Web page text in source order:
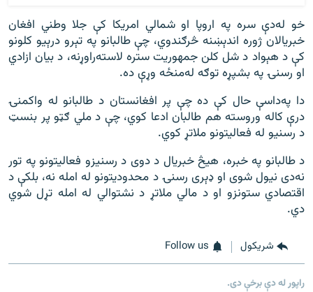
خو له‌دې سره په اروپا او شمالي امریکا کې جلا وطني افغان
خبریالان ژوره اندېښنه څرګندوي، چې طالبانو په تېرو درېیو کلونو
کې د هېواد د شل کلن جمهوریت ستره لاسته‌راوړنه، د بیان ازادي
او رسنۍ په بشپړه توګه له‌منځه وړې ده.
دا په‌داسې حال کې ده چې پر افغانستان د طالبانو له واکمنۍ
درې کاله وروسته هم طالبان ادعا کوي، چې د ملي ګټو پر بنسټ
د رسنیو له فعالیتونو ملاتړ کوي.
د طالبانو په خبره، هیڅ خبریال د دوی د رسنیزو فعالیتونو په تور
نه‌دی نیول شوی او ډېرى رسنۍ د محدودیتونو له امله نه، بلکې د
اقتصادي ستونزو او د مالي ملاتړ د نشتوالي له امله تړل شوي
دي.
شريکول Follow us
راپور له دې برخې دی.